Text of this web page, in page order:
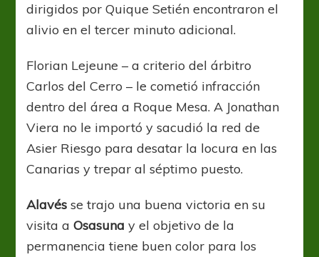
dirigidos por Quique Setién encontraron el
alivio en el tercer minuto adicional.
Florian Lejeune – a criterio del árbitro
Carlos del Cerro – le cometió infracción
dentro del área a Roque Mesa. A Jonathan
Viera no le importó y sacudió la red de
Asier Riesgo para desatar la locura en las
Canarias y trepar al séptimo puesto.
Alavés se trajo una buena victoria en su
visita aOsasuna y el objetivo de la
permanencia tiene buen color para los